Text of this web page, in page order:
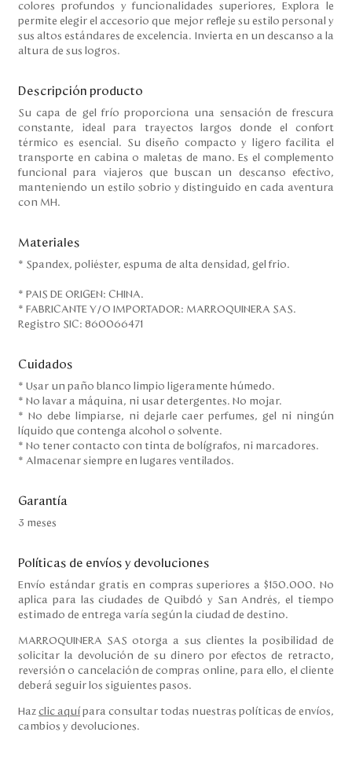
Nuestras Tiendas
Costa Rica
Panamá
USA
Venezuela
colores profundos y funcionalidades superiores, Explora le
permite elegir el accesorio que mejor refleje su estilo personal y
sus altos estándares de excelencia. Invierta en un descanso a la
altura de sus logros.
Descripción producto
Su capa de gel frío proporciona una sensación de frescura
constante, ideal para trayectos largos donde el confort
térmico es esencial. Su diseño compacto y ligero facilita el
transporte en cabina o maletas de mano. Es el complemento
funcional para viajeros que buscan un descanso efectivo,
manteniendo un estilo sobrio y distinguido en cada aventura
con MH.
Materiales
* Spandex, poliéster, espuma de alta densidad, gel frio.
* PAIS DE ORIGEN: CHINA.
* FABRICANTE Y/O IMPORTADOR: MARROQUINERA SAS.
Registro SIC: 860066471
Cuidados
* Usar un paño blanco limpio ligeramente húmedo.
* No lavar a máquina, ni usar detergentes. No mojar.
* No debe limpiarse, ni dejarle caer perfumes, gel ni ningún
líquido que contenga alcohol o solvente.
* No tener contacto con tinta de bolígrafos, ni marcadores.
* Almacenar siempre en lugares ventilados.
Garantía
3 meses
Políticas de envíos y devoluciones
Envío estándar gratis en compras superiores a $150.000. No
aplica para las ciudades de Quibdó y San Andrés, el tiempo
estimado de entrega varía según la ciudad de destino.
MARROQUINERA SAS otorga a sus clientes la posibilidad de
solicitar la devolución de su dinero por efectos de retracto,
reversión o cancelación de compras online, para ello, el cliente
deberá seguir los siguientes pasos.
Haz clic aquí para consultar todas nuestras políticas de envíos,
cambios y devoluciones.